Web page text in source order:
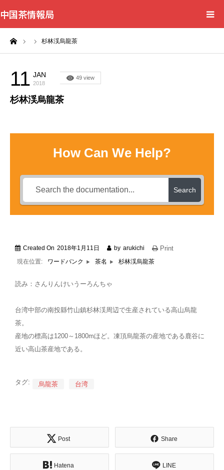
中国茶情報局
杉林渓烏龍茶
11 JAN
2018
49 view
杉林渓烏龍茶
How Can We Help?
Search
Created On 2018年1月11日 by arukichi Print
現在位置: ワードバンク 茶名 杉林渓烏龍茶
読み：さんりんけいうーろんちゃ
台湾中部の南投縣竹山鎮杉林渓周辺で生産されている高山烏龍
茶。
産地の標高は1200～1800mほど。凍頂烏龍茶の産地である鹿谷に
近い高山茶産地である。
タグ: 烏龍茶 台湾
Post Share
Hatena LINE
Home
News
BlogChecker
WordBank
Shops
Books